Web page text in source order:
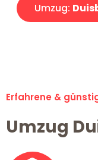
Umzug:
Erfahrene &
Umzug